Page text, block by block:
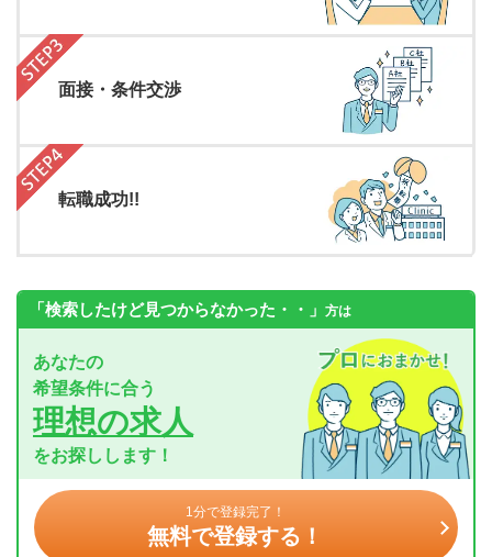
面接・条件交渉
転職成功!!
「検索したけど見つからなかった・・」 方は
あなたの
希望条件に合う
理想の求人
をお探しします！
1分で登録完了！
無料で登録する！